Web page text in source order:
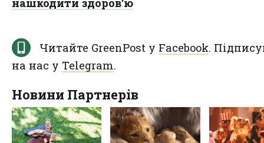
Читайте GreenPost у Facebook.
на нас у Telegram.